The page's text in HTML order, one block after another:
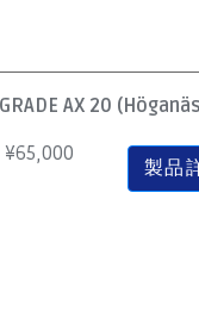
AX 20
¥65,000
製品